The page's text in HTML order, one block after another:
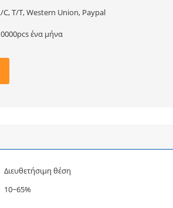
C, T/T, Western Union, Paypal
ένα μήνα
Διευθετήσιμη θέση
10~65%